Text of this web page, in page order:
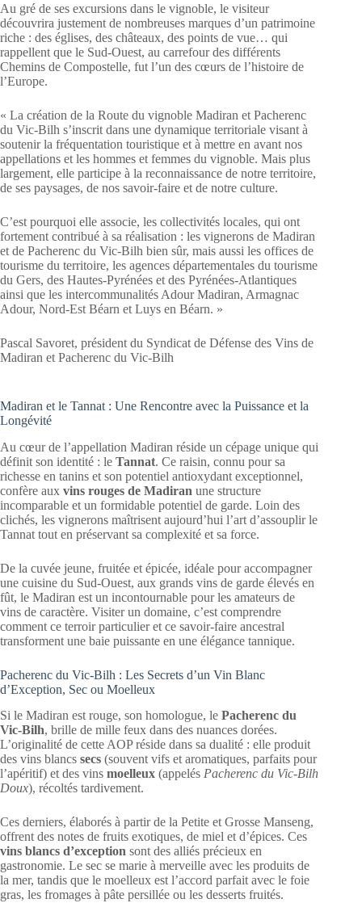
Au gré de ses excursions dans le vignoble, le visiteur
découvrira justement de nombreuses marques d’un patrimoine
riche : des églises, des châteaux, des points de vue… qui
rappellent que le Sud-Ouest, au carrefour des différents
Chemins de Compostelle, fut l’un des cœurs de l’histoire de
l’Europe.
« La création de la Route du vignoble Madiran et Pacherenc
du Vic-Bilh s’inscrit dans une dynamique territoriale visant à
soutenir la fréquentation touristique et à mettre en avant nos
appellations et les hommes et femmes du vignoble. Mais plus
largement, elle participe à la reconnaissance de notre territoire,
de ses paysages, de nos savoir-faire et de notre culture.
C’est pourquoi elle associe, les collectivités locales, qui ont
fortement contribué à sa réalisation : les vignerons de Madiran
et de Pacherenc du Vic-Bilh bien sûr, mais aussi les offices de
tourisme du territoire, les agences départementales du tourisme
du Gers, des Hautes-Pyrénées et des Pyrénées-Atlantiques
ainsi que les intercommunalités Adour Madiran, Armagnac
Adour, Nord-Est Béarn et Luys en Béarn. »
Pascal Savoret, président du Syndicat de Défense des Vins de
Madiran et Pacherenc du Vic-Bilh
Madiran et le Tannat : Une Rencontre avec la Puissance et la
Longévité
Au cœur de l’appellation Madiran réside un cépage unique qui
définit son identité : le Tannat. Ce raisin, connu pour sa
richesse en tanins et son potentiel antioxydant exceptionnel,
confère aux vins rouges de Madiran une structure
incomparable et un formidable potentiel de garde. Loin des
clichés, les vignerons maîtrisent aujourd’hui l’art d’assouplir le
Tannat tout en préservant sa complexité et sa force.
De la cuvée jeune, fruitée et épicée, idéale pour accompagner
une cuisine du Sud-Ouest, aux grands vins de garde élevés en
fût, le Madiran est un incontournable pour les amateurs de
vins de caractère. Visiter un domaine, c’est comprendre
comment ce terroir particulier et ce savoir-faire ancestral
transforment une baie puissante en une élégance tannique.
Pacherenc du Vic-Bilh : Les Secrets d’un Vin Blanc
d’Exception, Sec ou Moelleux
Si le Madiran est rouge, son homologue, le Pacherenc du
Vic-Bilh, brille de mille feux dans des nuances dorées.
L’originalité de cette AOP réside dans sa dualité : elle produit
des vins blancs secs (souvent vifs et aromatiques, parfaits pour
l’apéritif) et des vins moelleux (appelés Pacherenc du Vic-Bilh
Doux), récoltés tardivement.
Ces derniers, élaborés à partir de la Petite et Grosse Manseng,
offrent des notes de fruits exotiques, de miel et d’épices. Ces
vins blancs d’exception sont des alliés précieux en
gastronomie. Le sec se marie à merveille avec les produits de
la mer, tandis que le moelleux est l’accord parfait avec le foie
gras, les fromages à pâte persillée ou les desserts fruités.